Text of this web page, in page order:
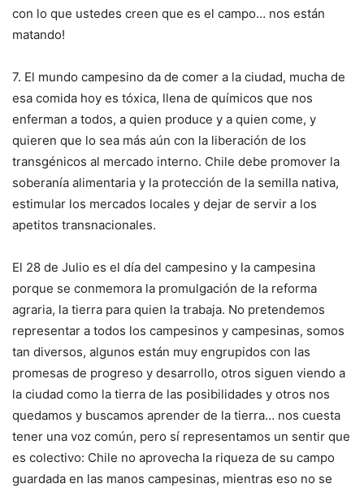
con lo que ustedes creen que es el campo… nos están
matando!
7. El mundo campesino da de comer a la ciudad, mucha de
esa comida hoy es tóxica, llena de químicos que nos
enferman a todos, a quien produce y a quien come, y
quieren que lo sea más aún con la liberación de los
transgénicos al mercado interno. Chile debe promover la
soberanía alimentaria y la protección de la semilla nativa,
estimular los mercados locales y dejar de servir a los
apetitos transnacionales.
El 28 de Julio es el día del campesino y la campesina
porque se conmemora la promulgación de la reforma
agraria, la tierra para quien la trabaja. No pretendemos
representar a todos los campesinos y campesinas, somos
tan diversos, algunos están muy engrupidos con las
promesas de progreso y desarrollo, otros siguen viendo a
la ciudad como la tierra de las posibilidades y otros nos
quedamos y buscamos aprender de la tierra… nos cuesta
tener una voz común, pero sí representamos un sentir que
es colectivo: Chile no aprovecha la riqueza de su campo
guardada en las manos campesinas, mientras eso no se